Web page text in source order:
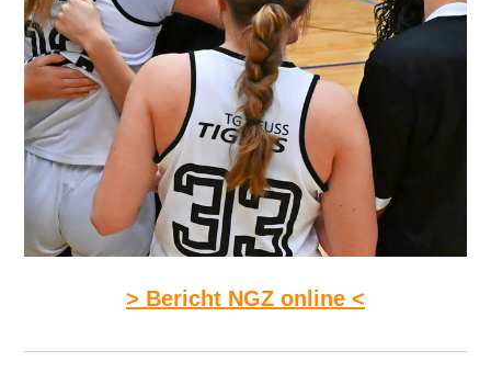
> Bericht NGZ online <